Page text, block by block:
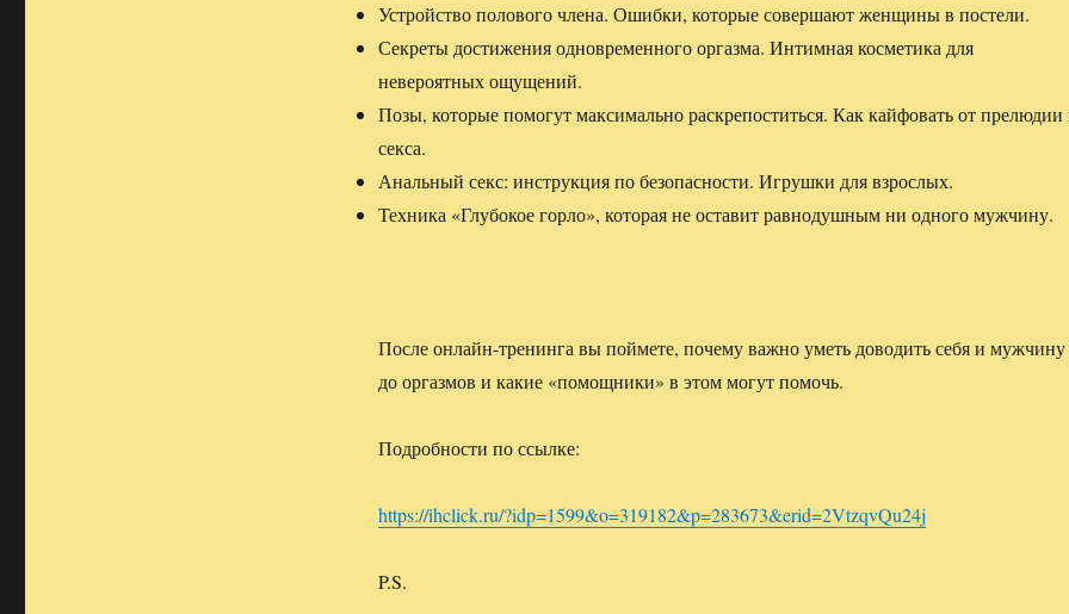
Устройство полового члена. Ошибки, которые совершают женщины в постели.
Секреты достижения одновременного оргазма. Интимная косметика для
невероятных ощущений.
Позы, которые помогут максимально раскрепоститься. Как кайфовать от прелюдии
секса.
Анальный секс: инструкция по безопасности. Игрушки для взрослых.
Техника «Глубокое горло», которая не оставит равнодушным ни одного мужчину.
После онлайн-тренинга вы поймете, почему важно уметь доводить себя и мужчину
до оргазмов и какие «помощники» в этом могут помочь.
Подробности по ссылке:
https://ihclick.ru/?idp=1599&o=319182&p=283673&erid=2VtzqvQu24j
P.S.